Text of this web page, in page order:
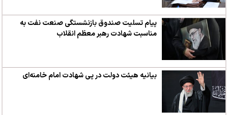
پیام تسلیت صندوق‌ بازنشستگی‌ صنعت‌ نفت به
مناسبت شهادت رهبر معظم انقلاب
بیانیه هیئت دولت در پی شهادت امام خامنه‌ای